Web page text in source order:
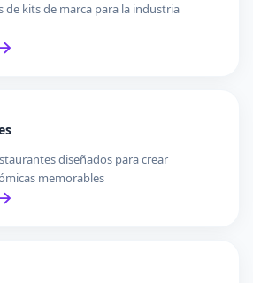
de kits de marca para la industria
diseñados para crear
memorables